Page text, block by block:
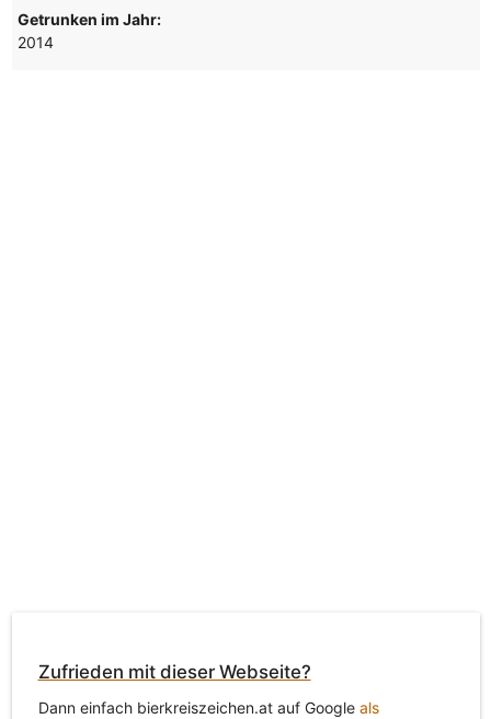
Getrunken im Jahr:
2014
Zufrieden mit dieser Webseite?
Dann einfach bierkreiszeichen.at auf Google als